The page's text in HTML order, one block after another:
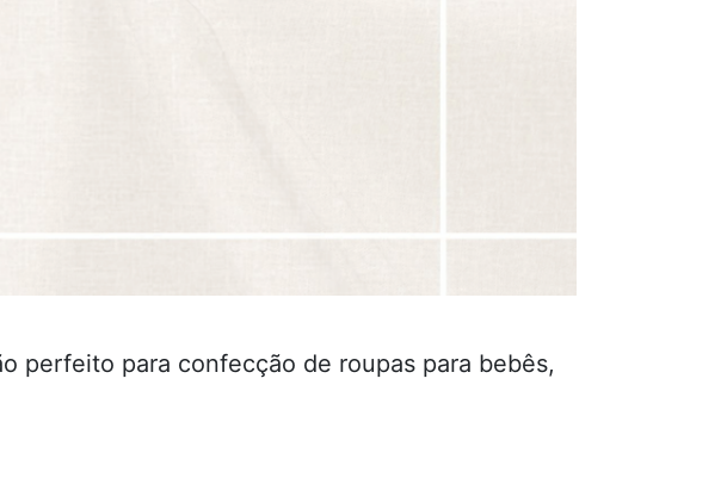
perfeito para confecção de roupas para bebês,